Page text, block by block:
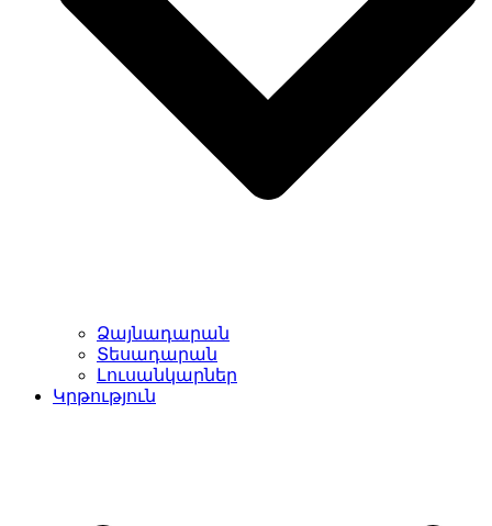
Ձայնադարան
Տեսադարան
Լուսանկարներ
Կրթություն